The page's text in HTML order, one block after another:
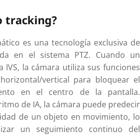
tracking?
es una tecnología exclusiva de
en el sistema PTZ. Cuando un
IVS, la cámara utiliza sus funciones
vertical para bloquear el
en el centro de la pantalla.
de IA, la cámara puede predecir
de un objeto en movimiento, lo
un seguimiento continuo del